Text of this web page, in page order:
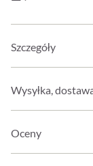
Szczegóły
Wysyłka,
Oceny